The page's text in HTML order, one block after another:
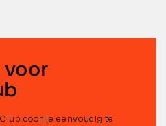
voor
door je eenvoudig te